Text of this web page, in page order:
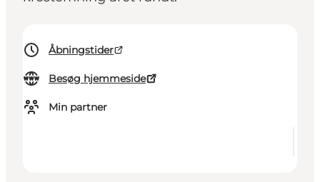
Åbningstider
Besøg hjemmeside
Min partner